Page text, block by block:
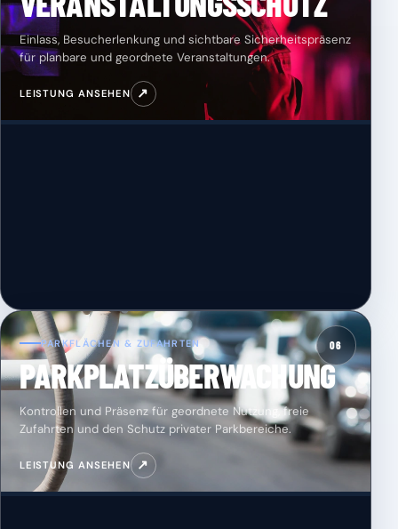
Einlass, Besucherlenkung und sichtbare Sicherheitspräsenz
für planbare und geordnete Veranstaltungen.
LEISTUNG ANSEHEN ↗
06
PARKFLÄCHEN & ZUFAHRTEN
PARKPLATZÜBERWACHUNG
Kontrollen und Präsenz für geordnete Nutzung, freie
Zufahrten und den Schutz privater Parkbereiche.
LEISTUNG ANSEHEN ↗